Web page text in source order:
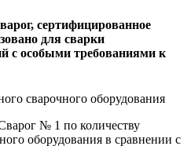
сертифицированное
для сварки
с особыми требованиями к
сварочного оборудования
№ 1 по количеству
оборудования в сравнении с